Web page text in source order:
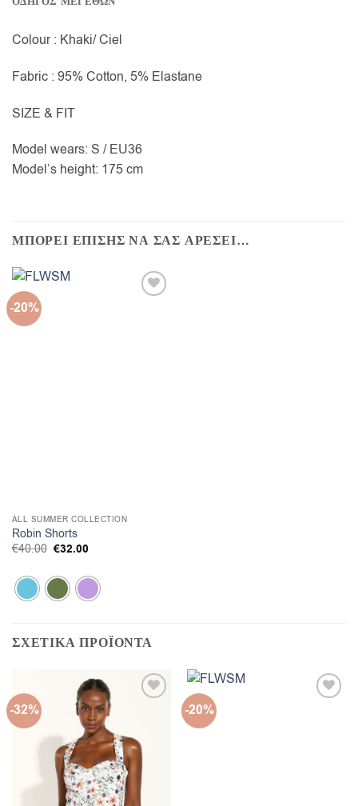
Colour : Khaki/ Ciel
Fabric : 95% Cotton, 5% Elastane
SIZE & FIT
Model wears: S / EU36
Model’s height: 175 cm
ΜΠΟΡΕΙ ΕΠΙΣΗΣ ΝΑ ΣΑΣ ΑΡΕΣΕΙ…
-20%
ALL SUMMER COLLECTION
Robin Shorts
€40.00 Original
price
€40.00.
€32.00Η
είναι:
€32.00.
ΣΧΕΤΙΚΑ ΠΡΟΪΟΝΤΑ
-32% -20%